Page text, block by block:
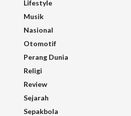
Lifestyle
Musik
Nasional
Otomotif
Perang Dunia
Religi
Review
Sejarah
Sepakbola